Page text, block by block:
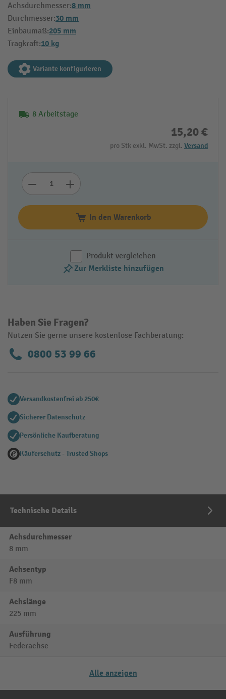
Achsdurchmesser:8 mm
Durchmesser:30 mm
Einbaumaß:205 mm
Tragkraft:10 kg
Variante konfigurieren
8 Arbeitstage
15,20 €
pro Stk exkl. MwSt. zzgl. Versand
In den Warenkorb
Produkt vergleichen
Zur Merkliste hinzufügen
Haben Sie Fragen?
Nutzen Sie gerne unsere kostenlose Fachberatung:
0800 53 99 66
Versandkostenfrei ab 250€
Sicherer Datenschutz
Persönliche Kaufberatung
Käuferschutz - Trusted Shops
Technische Details
Achsdurchmesser
8 mm
Achsentyp
F8 mm
Achslänge
225 mm
Ausführung
Federachse
Alle anzeigen